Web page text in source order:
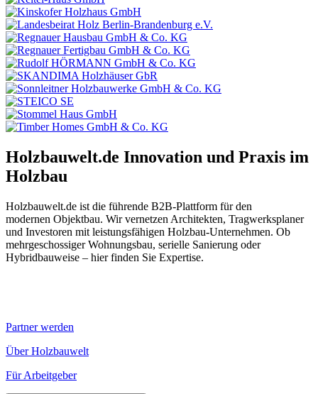
Holzbauwelt.de Innovation und Praxis im
Holzbau
Holzbauwelt.de ist die führende B2B-Plattform für den
modernen Objektbau. Wir vernetzen Architekten, Tragwerksplaner
und Investoren mit leistungsfähigen Holzbau-Unternehmen. Ob
mehrgeschossiger Wohnungsbau, serielle Sanierung oder
Hybridbauweise – hier finden Sie Expertise.
Partner werden
Über Holzbauwelt
Für Arbeitgeber